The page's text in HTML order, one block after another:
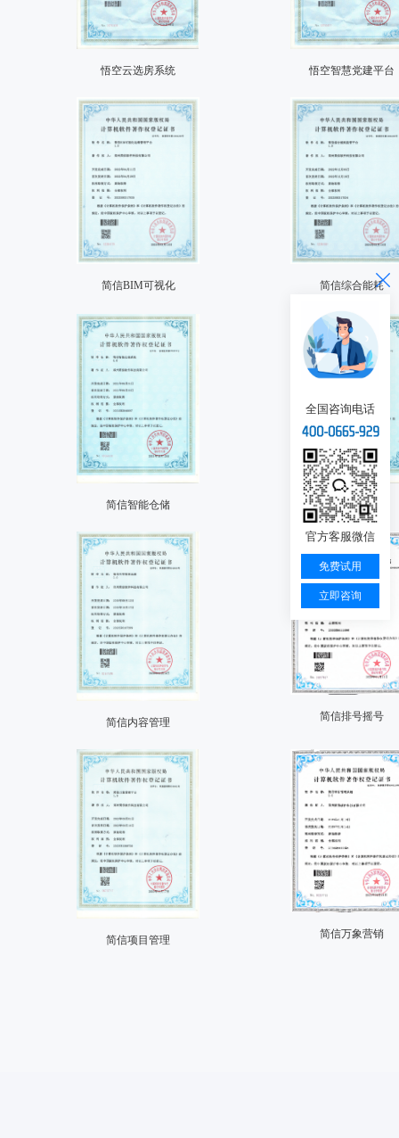
悟空云选房系统 悟空智慧党建平台
简信BIM可视化 简信综合能耗
简信智能仓储 简信精准运营
简信内容管理 简信排号摇号
简信项目管理 简信万象营销
全国咨询电话
官方客服微信
免费试用
立即咨询